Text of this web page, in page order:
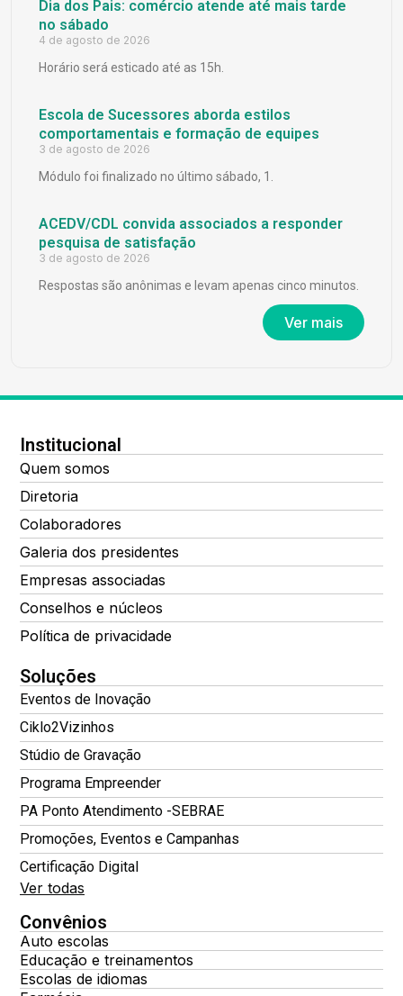
Dia dos Pais: comércio atende até mais tarde
no sábado
4 de agosto de 2026
Horário será esticado até as 15h.
Escola de Sucessores aborda estilos
comportamentais e formação de equipes
3 de agosto de 2026
Módulo foi finalizado no último sábado, 1.
ACEDV/CDL convida associados a responder
pesquisa de satisfação
3 de agosto de 2026
Respostas são anônimas e levam apenas cinco minutos.
Ver mais
Institucional
Quem somos
Diretoria
Colaboradores
Galeria dos presidentes
Empresas associadas
Conselhos e núcleos
Política de privacidade
Soluções
Eventos de Inovação
Ciklo2Vizinhos
Stúdio de Gravação
Programa Empreender
PA Ponto Atendimento -SEBRAE
Promoções, Eventos e Campanhas
Certificação Digital
Ver todas
Convênios
Auto escolas
Educação e treinamentos
Escolas de idiomas